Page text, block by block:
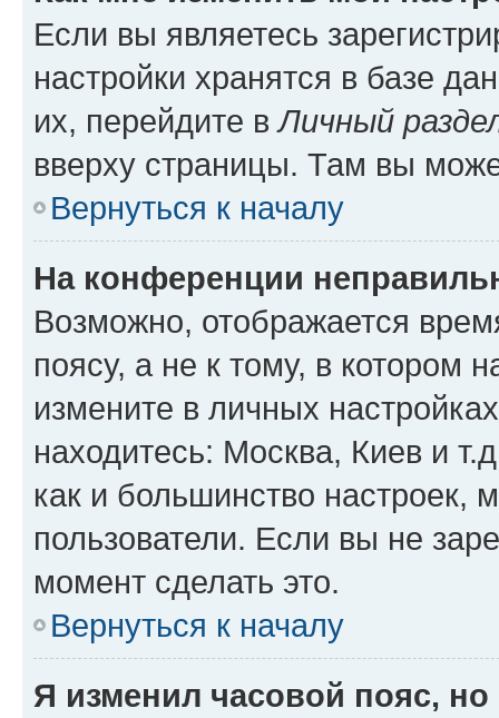
Если вы являетесь
настройки хранятся в базе
их, перейдите вЛичный
вверху страницы. Там вы
Вернуться к началу
На конференции
Возможно, отображается
поясу, а не к тому, в котором
измените в личных
находитесь: Москва, Киев и
как и большинство настроек,
пользователи. Если вы не
момент сделать это.
Вернуться к началу
Я изменил часовой пояс,